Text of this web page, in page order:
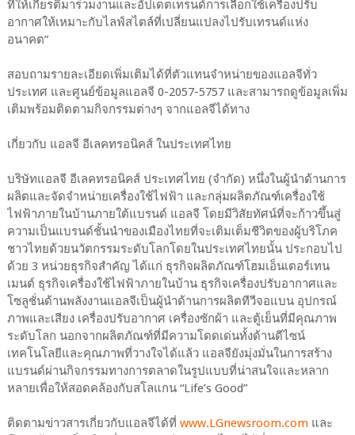
ที่ให้เกียรติมาร่วมงานและอัปเดตเทรนด์การเลือกใช้เครื่องปรับ
อากาศให้เหมาะกับไลฟ์สไตล์ที่เปลี่ยนแปลงไปรับเทรนด์แห่ง
อนาคต”
สอบถามรายละเอียดเพิ่มเติมได้ที่ตัวแทนจำหน่ายของแอลจีทั่ว
ประเทศ และศูนย์ข้อมูลแอลจี 0-2057-5757 และสามารถดูข้อมูลเพิ่ม
เติมพร้อมติดตามกิจกรรมต่างๆ จากแอลจีได้ทาง
เกี่ยวกับ แอลจี อีเลคทรอนิคส์ ในประเทศไทย
บริษัทแอลจี อีเลคทรอนิคส์ ประเทศไทย (จำกัด) หนึ่งในผู้นำด้านการ
ผลิตและจัดจำหน่ายเครื่องใช้ไฟฟ้า และกลุ่มผลิตภัณฑ์เครื่องใช้
ไฟฟ้าภายในบ้านภายใต้แบรนด์ แอลจี โดยมีวิสัยทัศน์ที่จะก้าวขึ้นสู่
ความเป็นแบรนด์ชั้นนำของเมืองไทยที่จะเติมเต็มชีวิตของผู้บริโภค
ชาวไทยด้วยนวัตกรรมระดับโลกโดยในประเทศไทยนั้น ประกอบไป
ด้วย 3 หน่วยธุรกิจสำคัญ ได้แก่ ธุรกิจผลิตภัณฑ์โฮมเอ็นเตอร์เทน
เมนต์ ธุรกิจเครื่องใช้ไฟฟ้าภายในบ้าน ธุรกิจเครื่องปรับอากาศและ
โซลูชั่นด้านพลังงานแอลจีเป็นผู้นำด้านการผลิตทีวีจอแบน อุปกรณ์
ภาพและเสียง เครื่องปรับอากาศ เครื่องซักผ้า และตู้เย็นที่มีคุณภาพ
ระดับโลก นอกจากผลิตภัณฑ์ที่มีความโดดเด่นทั้งด้านดีไซน์
เทคโนโลยีและคุณภาพที่วางใจได้แล้ว แอลจียังมุ่งมั่นในการสร้าง
แบรนด์ผ่านกิจกรรมทางการตลาดในรูปแบบที่น่าสนใจและหลาก
หลายเพื่อให้สอดคล้องกับสโลแกน “Life’s Good”
ติดตามข่าวสารเกี่ยวกับแอลจีได้ที่ www.LGnewsroom.comและ